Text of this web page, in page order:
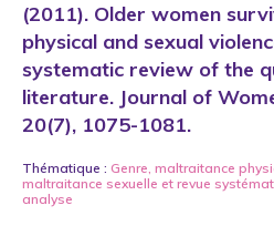
(2011). Older women
physical and sexual
systematic review of the
literature. Journal of
20(7), 1075-1081.
Thématique : Genre, maltraitance
maltraitance sexuelle et revue
analyse